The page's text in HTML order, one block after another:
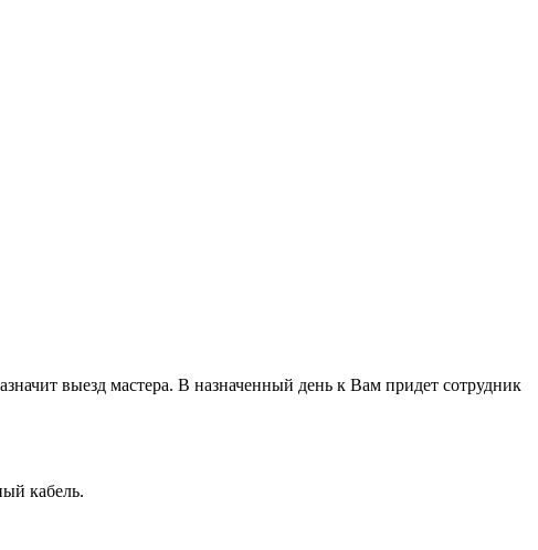
выезд мастера. В назначенный день к Вам придет сотрудник
кабель.